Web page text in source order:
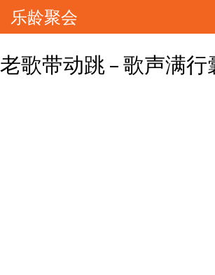
乐龄聚会
老歌带动跳 – 歌声满行